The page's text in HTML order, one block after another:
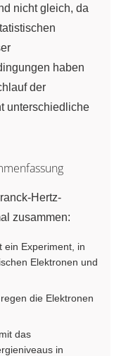
nicht gleich, da
haben
der
unterschiedliche
Hertz-
zusammen:
ein Experiment, in
Elektronen und
die Elektronen
das
in